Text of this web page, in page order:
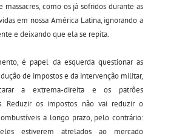
massacres, como os já sofridos durante as
em nossa América Latina, ignorando a
e deixando que ela se repita.
é papel da esquerda questionar as
de impostos e da intervenção militar,
a extrema-direita e os patrões
Reduzir os impostos não vai reduzir o
a longo prazo, pelo contrário:
estiverem atrelados ao mercado